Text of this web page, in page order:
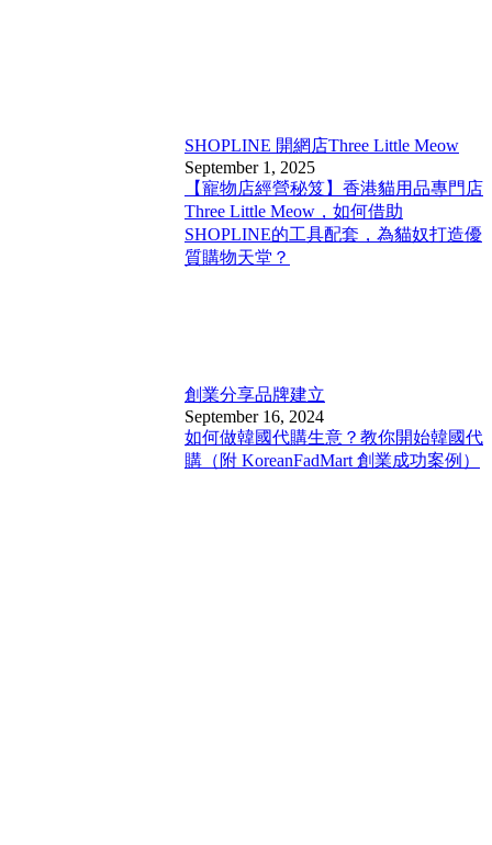
SHOPLINE 開網店Three Little Meow
September 1, 2025
【寵物店經營秘笈】香港貓用品專門店
Three Little Meow，如何借助
SHOPLINE的工具配套，為貓奴打造優
質購物天堂？
創業分享品牌建立
September 16, 2024
如何做韓國代購生意？教你開始韓國代
購（附 KoreanFadMart 創業成功案例）